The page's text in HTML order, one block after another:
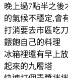
晚上過7點半之後
的氣候不穩定,會
打消要去市區吃
餵飽自己的料理
冰箱裡還有早上
起來的九層塔